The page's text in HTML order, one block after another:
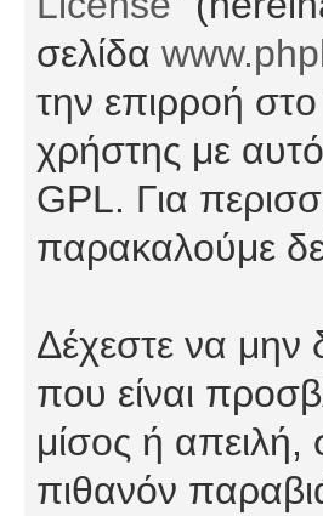
σελίδα
την επιρροή
χρήστης με
GPL. Για
παρακαλούμε
Δέχεστε να μην
που είναι
μίσος ή απειλή,
πιθανόν